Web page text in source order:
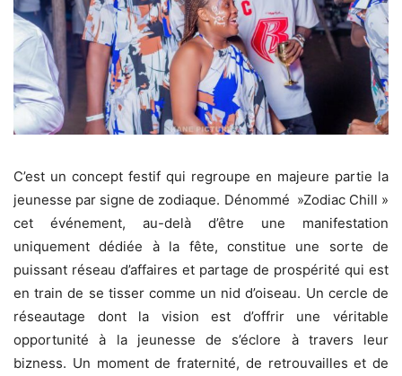
C’est un concept festif qui regroupe en majeure partie la
jeunesse par signe de zodiaque. Dénommé »Zodiac Chill »
cet événement, au-delà d’être une manifestation
uniquement dédiée à la fête, constitue une sorte de
puissant réseau d’affaires et partage de prospérité qui est
en train de se tisser comme un nid d’oiseau. Un cercle de
réseautage dont la vision est d’offrir une véritable
opportunité à la jeunesse de s’éclore à travers leur
bizness. Un moment de fraternité, de retrouvailles et de